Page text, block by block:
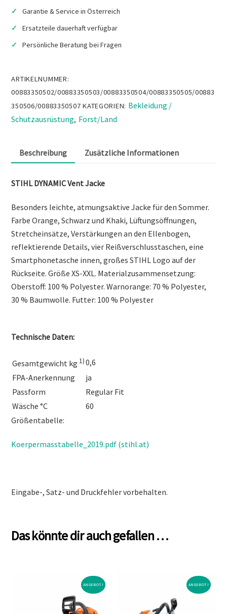
Garantie & Service in Österreich
Ersatzteile dauerhaft verfügbar
Persönliche Beratung bei Fragen
ARTIKELNUMMER:
00883350502/00883350503/00883350504/00883350505/00883
350506/00883350507 KATEGORIEN: Bekleidung /
Schutzausrüstung, Forst/Land
Beschreibung Zusätzliche Informationen
STIHL DYNAMIC Vent Jacke
Besonders leichte, atmungsaktive Jacke für den Sommer.
Farbe Orange, Schwarz und Khaki, Lüftungsöffnungen,
Stretcheinsätze, Verstärkungen an den Ellenbogen,
reflektierende Details, vier Reißverschlusstaschen, eine
Smartphonetasche innen, großes STIHL Logo auf der
Rückseite. Größe XS-XXL. Materialzusammensetzung:
Oberstoff: 100 % Polyester. Warnorange: 70 % Polyester,
30 % Baumwolle. Futter: 100 % Polyester
Technische Daten:
Gesamtgewicht kg 1) 0,6
FPA-Anerkennung
ja
Passform
Regular Fit
Wäsche °C
60
Größentabelle:
Koerpermasstabelle_2019.pdf (stihl.at)
Eingabe-, Satz- und Druckfehler vorbehalten.
Das könnte dir auch gefallen …
ANGEBOT! ANGEBOT!